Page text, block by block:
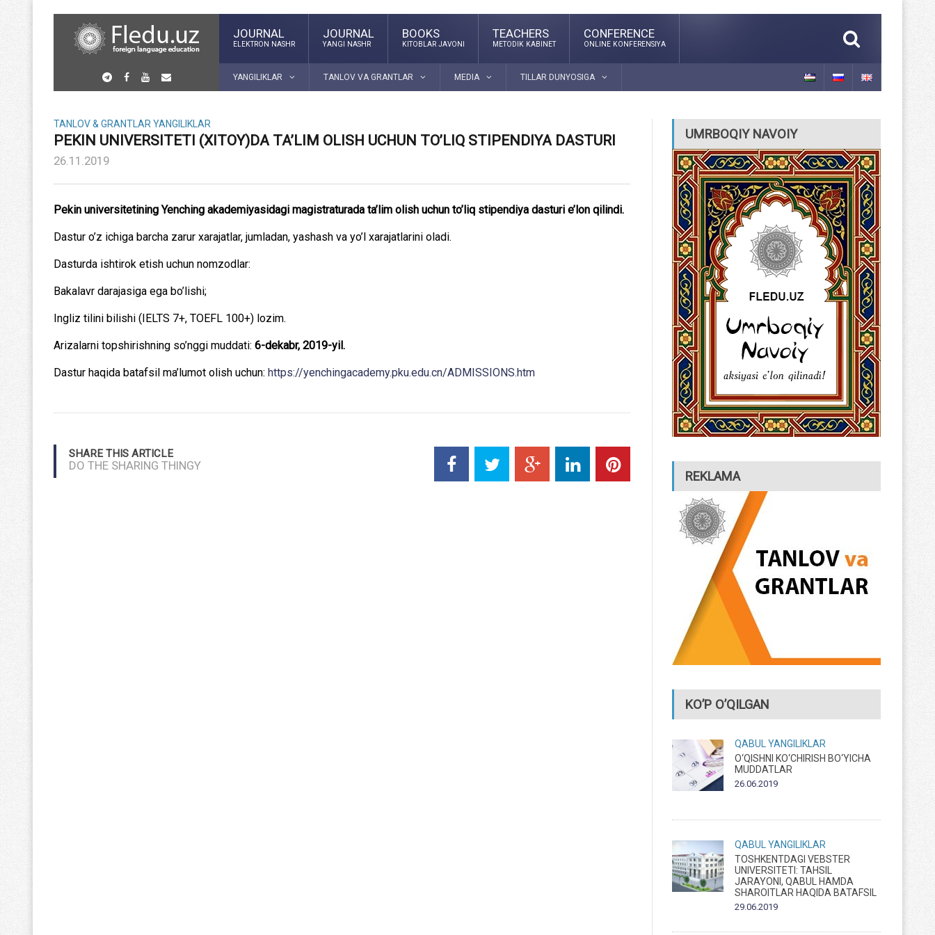
JOURNAL
ELEKTRON NASHR
JOURNAL
YANGI NASHR
BOOKS
KITOBLAR JAVONI
TEACHERS
METODIK KABINET
CONFERENCE
ONLINE KONFERENSIYA
YANGILIKLAR TANLOV VA GRANTLAR MEDIA TILLAR DUNYOSIGA
TANLOV & GRANTLAR YANGILIKLAR
PEKIN UNIVERSITETI (XITOY)DA TA’LIM OLISH UCHUN TO’LIQ STIPENDIYA DASTURI
26.11.2019
Pekin universitetining Yenching akademiyasidagi magistraturada ta’lim olish uchun to’liq stipendiya dasturi e’lon qilindi.
Dastur o’z ichiga barcha zarur xarajatlar, jumladan, yashash va yo’l xarajatlarini oladi.
Dasturda ishtirok etish uchun nomzodlar:
Bakalavr darajasiga ega bo’lishi;
Ingliz tilini bilishi (IELTS 7+, TOEFL 100+) lozim.
Arizalarni topshirishning so’nggi muddati: 6-dekabr, 2019-yil.
Dastur haqida batafsil ma’lumot olish uchun: https://yenchingacademy.pku.edu.cn/ADMISSIONS.htm
SHARE THIS ARTICLE
DO THE SHARING THINGY
UMRBOQIY NAVOIY
REKLAMA
KO’P O’QILGAN
QABUL
YANGILIKLAR
O‘QISHNI KO‘CHIRISH BO‘YICHA
MUDDATLAR
26.06.2019
QABUL
YANGILIKLAR
TOSHKENTDAGI VEBSTER
UNIVERSITETI: TAHSIL
JARAYONI, QABUL HAMDA
SHAROITLAR HAQIDA BATAFSIL
29.06.2019